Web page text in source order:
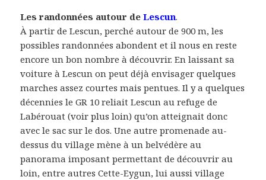
Les randonnées autour deLescun.
À partir de Lescun, perché autour de 900 m, les
possibles randonnées abondent et il nous en reste
encore un bon nombre à découvrir. En laissant sa
voiture à Lescun on peut déjà envisager quelques
marches assez courtes mais pentues. Il y a quelques
décennies le GR 10 reliait Lescun au refuge de
Labérouat (voir plus loin) qu’on atteignait donc
avec le sac sur le dos. Une autre promenade au-
dessus du village mène à un belvédère au
panorama imposant permettant de découvrir au
loin, entre autres Cette-Eygun, lui aussi village